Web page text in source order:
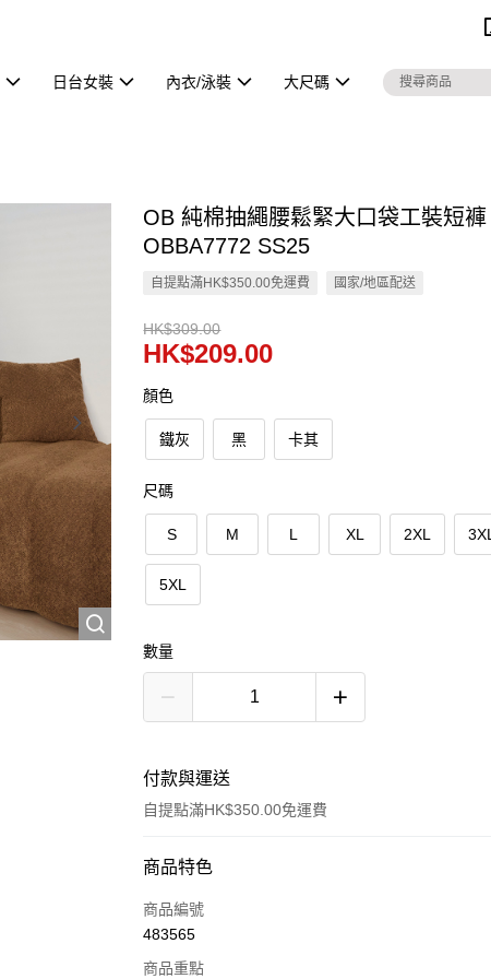
日台女裝 內衣/泳裝 大尺碼
OB 純棉抽繩腰鬆緊大口袋工裝短褲
OBBA7772 SS25
自提點滿HK$350.00免運費 國家/地區配送
HK$309.00
HK$209.00
顏色
鐵灰 黑 卡其
尺碼
S M L XL 2XL 3XL
5XL
數量
付款與運送
自提點滿HK$350.00免運費
付款方式
信用卡
商品特色
商品編號
483565
商品重點